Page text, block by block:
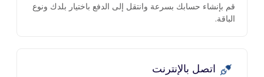
قم بإنشاء حسابك بسرعة وانتقل إلى الدفع باختيار بلدك ونوع
الباقة.
اتصل بالإنترنت